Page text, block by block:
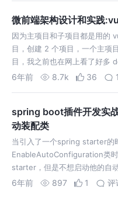
微前端架构设计和实践
因为主项目和子项目都是用的
目，创建 2 个项目，一个主项
目，我之前也在网上看了好多
把乾坤的代码放在 main 里面
6年前 8.7k 36
spring boot插件开发实
动装配类
当引入了一个spring starter的
EnableAutoConfiguration类
starter，但是不想启动他的自
建TestC…
6年前 897 1 评